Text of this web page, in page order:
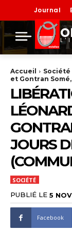
Journal
Accueil Société
et Gontran
JOURS
SOCIÉTÉ
PUBLIÉ LE 5
Facebook